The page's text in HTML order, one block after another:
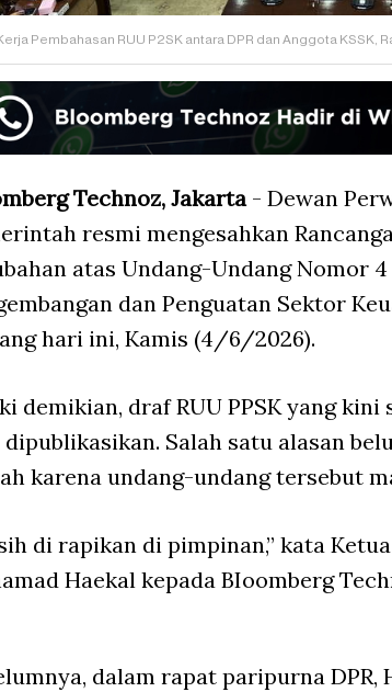
Pembahasan RUU P2SK antara DPR dan Anggota
Technoz, Jakarta- Dewan
resmi mengesahkan
atas Undang-Undang Nomor
dan Penguatan Sektor
hari ini, Kamis (4/6/2026).
demikian, draf RUU PPSK yang
dipublikasikan. Salah satu alasan
karena undang-undang tersebut
di rapikan di pimpinan,” kata
Haekal kepada BIoomberg
dalam rapat paripurna DPR,